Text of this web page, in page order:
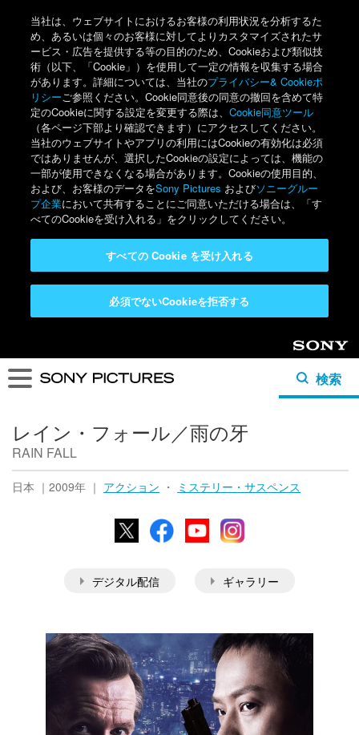
当社は、ウェブサイトにおけるお客様の利用状況を分析するた
め、あるいは個々のお客様に対してよりカスタマイズされたサ
ービス・広告を提供する等の目的のため、Cookieおよび類似技
術（以下、「Cookie」）を使用して一定の情報を収集する場合
があります。詳細については、当社のプライバシー& Cookieポ
リシーご参照ください。Cookie同意後の同意の撤回を含めて特
定のCookieに関する設定を変更する際は、Cookie同意ツール
（各ページ下部より確認できます）にアクセスしてください。
当社のウェブサイトやアプリの利用にはCookieの有効化は必須
ではありませんが、選択したCookieの設定によっては、機能の
一部が使用できなくなる場合があります。Cookieの使用目的、
および、お客様のデータをSony Pictures およびソニーグルー
プ企業において共有することにご同意いただける場合は、「す
べてのCookieを受け入れる」をクリックしてください。
必須でないCookieを拒否する
すべての Cookie を受け入れる
Sony
検索
レイン・フォール／雨の牙
RAIN FALL
日本 ｜2009年 ｜ アクション ・ ミステリー・サスペンス
X FacebookYouTubeInstagram
デジタル配信 ギャラリー